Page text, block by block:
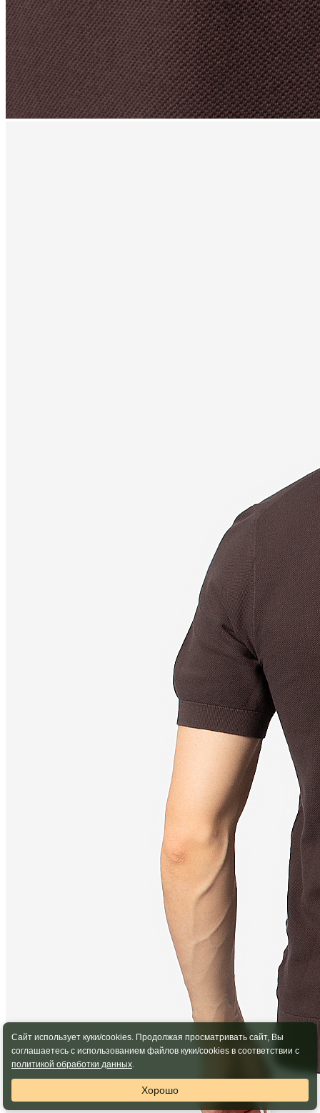
Сайт использует куки/cookies. Продолжая просматривать сайт, Вы
соглашаетесь с использованием файлов куки/cookies в соответствии с
политикой обработки данных.
Хорошо